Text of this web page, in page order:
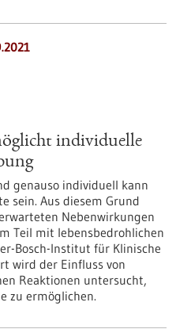
individuelle
genauso individuell kann
sein. Aus diesem Grund
Nebenwirkungen
Teil mit lebensbedrohlichen
Bosch-Institut für Klinische
wird der Einfluss von
Reaktionen untersucht,
zu ermöglichen.